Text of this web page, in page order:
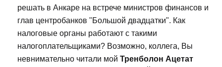
решать в Анкаре на встрече министров финансов и
глав центробанков "Большой двадцатки". Как
налоговые органы работают с такими
налогоплательщиками? Возможно, коллега, Вы
невнимательно читали мой Тренболон Ацетат